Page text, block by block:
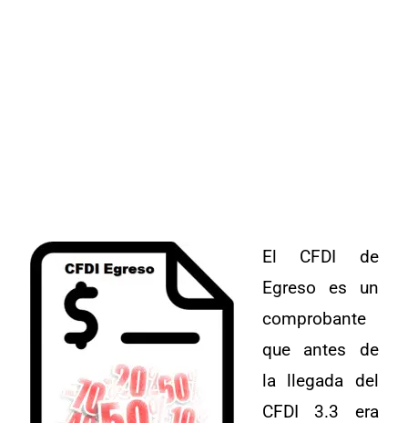
El CFDI de
Egreso es un
comprobante
que antes de
la llegada del
CFDI 3.3 era